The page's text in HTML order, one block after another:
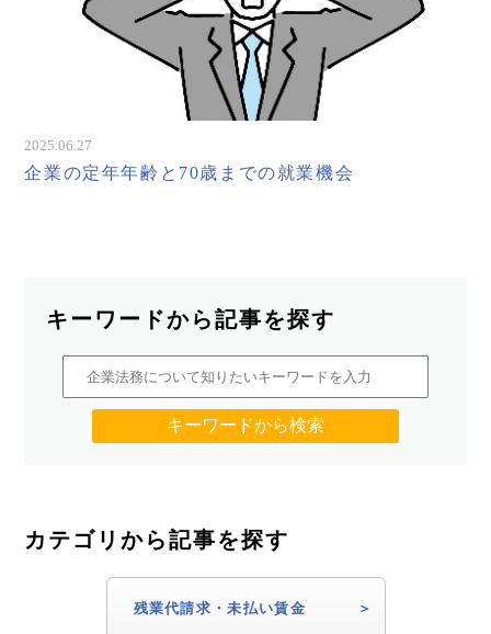
2025.06.27
企業の定年年齢と70歳までの就業機会
キーワードから記事を探す
カテゴリから記事を探す
残業代請求・未払い賃金